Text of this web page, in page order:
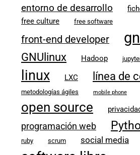
entorno de desarrollo
free culture free software
front-end developer
GNUlinux Hadoop
linux LXC línea de
metodologías ágiles mobile phone
open source
programación web
ruby
scrum social media